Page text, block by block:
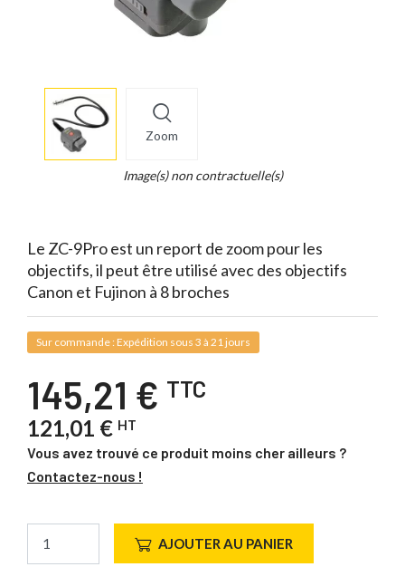
Zoom
info
Legend...
Image(s) non contractuelle(s)
Le ZC-9Pro est un report de zoom pour les
objectifs, il peut être utilisé avec des objectifs
Canon et Fujinon à 8 broches
Sur commande : Expédition sous 3 à 21 jours
145,21 € TTC
121,01 € HT
Vous avez trouvé ce produit moins cher ailleurs ?
Contactez-nous !
AJOUTER AU PANIER